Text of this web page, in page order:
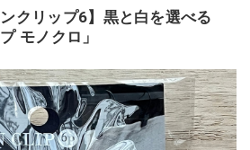
クリップ6】黒と白を選べる
モノクロ」